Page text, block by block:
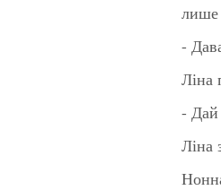
лише
-
Ліна
- Дай
Ліна